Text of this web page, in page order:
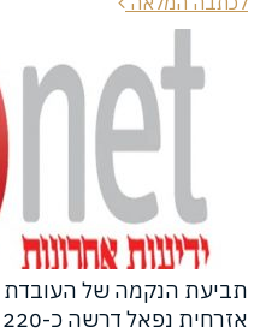
תביעת הנקמה של העובדת